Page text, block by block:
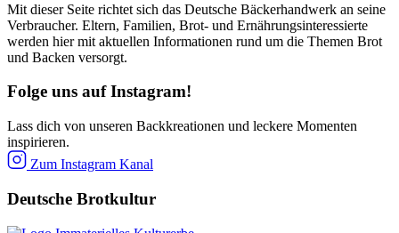
Mit dieser Seite richtet sich das Deutsche Bäckerhandwerk an seine
Verbraucher. Eltern, Familien, Brot- und Ernährungsinteressierte
werden hier mit aktuellen Informationen rund um die Themen Brot
und Backen versorgt.
Folge uns auf Instagram!
Lass dich von unseren Backkreationen und leckere Momenten
inspirieren.
Zum Instagram Kanal
Deutsche Brotkultur